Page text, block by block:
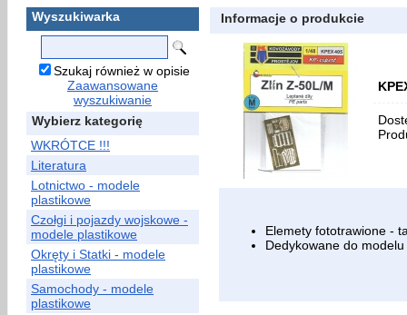
Wyszukiwarka
Szukaj również w opisie
Zaawansowane
wyszukiwanie
Wybierz kategorię
WKRÓTCE !!!
Literatura
Lotnictwo - modele
plastikowe
Czołgi i pojazdy wojskowe -
modele plastikowe
Okręty i Statki - modele
plastikowe
Samochody - modele
plastikowe
Informacje o produkcie
Elemety fototrawione -
Dedykowane do